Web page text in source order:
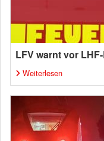
LFV warnt vor
Weiterlesen